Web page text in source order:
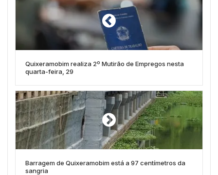
Quixeramobim realiza 2º Mutirão de Empregos nesta
quarta-feira, 29
Barragem de Quixeramobim está a 97 centímetros da
sangria